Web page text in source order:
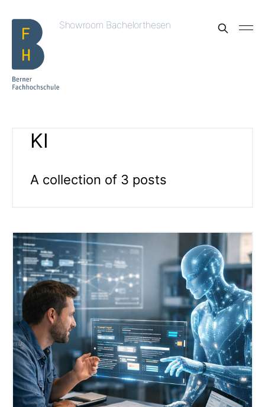
Showroom Bachelorthesen
KI
A collection of 3 posts